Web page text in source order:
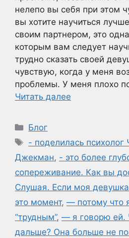
нелепо вы себя при этом
вы хотите научиться
своим партнером, это
которым вам следует
трудно сказать своей
чувствую, когда у меня
проблемы. У меня плохо
Читать далее
Рубрики
Блог
Метки
- поделилась психолог
Джекман, - это более
сопереживание. Как вы
Слушая. Если моя
это момент, — потому что
“трудным”, — я говорю ей.
дальше? Она больше не